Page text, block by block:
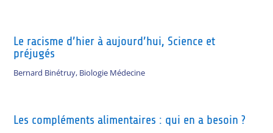
Le racisme d’hier à aujourd’hui, Science et
préjugés
Bernard Binétruy, Biologie Médecine
Les compléments alimentaires : qui en a besoin ?